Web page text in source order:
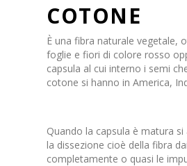
COTONE
È unafibra naturale vegetale,
foglie e fiori di colore rosso
capsula al cui interno i semi
cotone si hanno in America,
Quando la capsula è matura
la dissezione cioè della fibra
completamente o quasi le